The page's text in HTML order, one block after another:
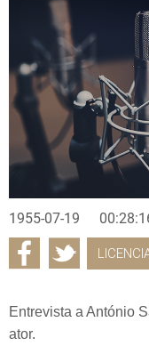
1955-07-19
Entrevista a António
ator.